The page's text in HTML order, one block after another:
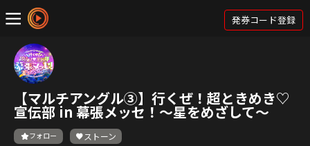
発券コード登録
【マルチアングル③】行くぜ！超ときめき♡
宣伝部 in 幕張メッセ！〜星をめざして〜
フォロー ストーン